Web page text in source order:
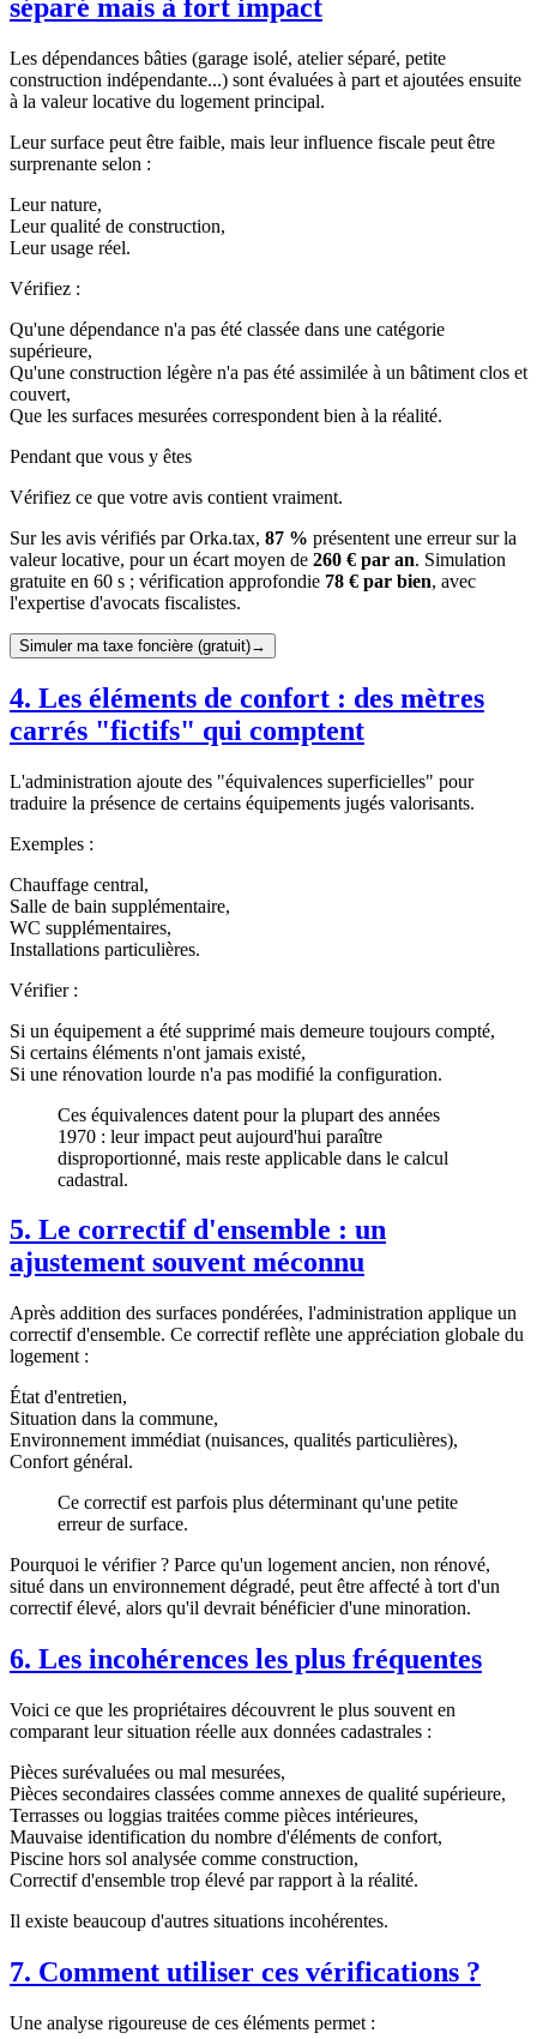
séparé mais à fort impact
Les dépendances bâties (garage isolé, atelier séparé, petite
construction indépendante...) sont évaluées à part et ajoutées ensuite
à la valeur locative du logement principal.
Leur surface peut être faible, mais leur influence fiscale peut être
surprenante selon :
Leur nature,
Leur qualité de construction,
Leur usage réel.
Vérifiez :
Qu'une dépendance n'a pas été classée dans une catégorie
supérieure,
Qu'une construction légère n'a pas été assimilée à un bâtiment clos et
couvert,
Que les surfaces mesurées correspondent bien à la réalité.
Pendant que vous y êtes
Vérifiez ce que votre avis contient vraiment.
Sur les avis vérifiés par Orka.tax, 87 % présentent une erreur sur la
valeur locative, pour un écart moyen de 260 € par an. Simulation
gratuite en 60 s ; vérification approfondie 78 € par bien, avec
l'expertise d'avocats fiscalistes.
Simuler ma taxe foncière (gratuit)→
4. Les éléments de confort : des mètres
carrés "fictifs" qui comptent
L'administration ajoute des "équivalences superficielles" pour
traduire la présence de certains équipements jugés valorisants.
Exemples :
Chauffage central,
Salle de bain supplémentaire,
WC supplémentaires,
Installations particulières.
Vérifier :
Si un équipement a été supprimé mais demeure toujours compté,
Si certains éléments n'ont jamais existé,
Si une rénovation lourde n'a pas modifié la configuration.
Ces équivalences datent pour la plupart des années
1970 : leur impact peut aujourd'hui paraître
disproportionné, mais reste applicable dans le calcul
cadastral.
5. Le correctif d'ensemble : un
ajustement souvent méconnu
Après addition des surfaces pondérées, l'administration applique un
correctif d'ensemble. Ce correctif reflète une appréciation globale du
logement :
État d'entretien,
Situation dans la commune,
Environnement immédiat (nuisances, qualités particulières),
Confort général.
Ce correctif est parfois plus déterminant qu'une petite
erreur de surface.
Pourquoi le vérifier ? Parce qu'un logement ancien, non rénové,
situé dans un environnement dégradé, peut être affecté à tort d'un
correctif élevé, alors qu'il devrait bénéficier d'une minoration.
6. Les incohérences les plus fréquentes
Voici ce que les propriétaires découvrent le plus souvent en
comparant leur situation réelle aux données cadastrales :
Pièces surévaluées ou mal mesurées,
Pièces secondaires classées comme annexes de qualité supérieure,
Terrasses ou loggias traitées comme pièces intérieures,
Mauvaise identification du nombre d'éléments de confort,
Piscine hors sol analysée comme construction,
Correctif d'ensemble trop élevé par rapport à la réalité.
Il existe beaucoup d'autres situations incohérentes.
7. Comment utiliser ces vérifications ?
Une analyse rigoureuse de ces éléments permet :